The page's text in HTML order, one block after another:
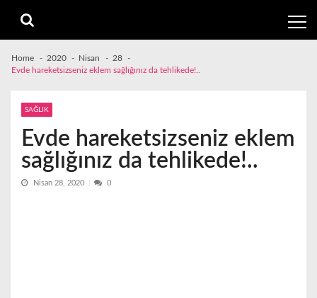
navigation
content
Home 2020 Nisan
28
Evde hareketsizseniz eklem sağlığınız da tehlikede!..
SAĞLIK
Evde hareketsizseniz eklem
sağlığınız da tehlikede!..
Nisan 28, 2020 0